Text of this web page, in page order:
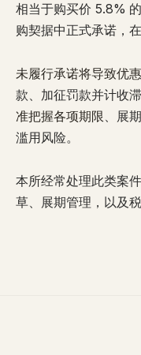
相当于购买价 5.8%
购契据中正式承诺，
未履行承诺将导致优
款、加征罚款并计收
准把握各项期限、展
滥用风险。
本所经常处理此类案
草、展期管理，以及